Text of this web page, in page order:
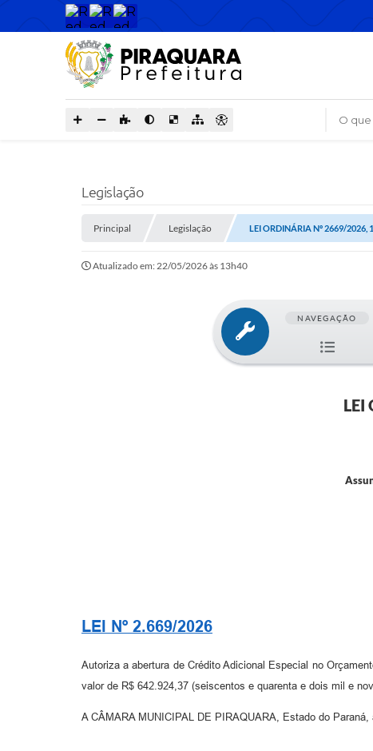
O que
Legislação
Principal Legislação LEI ORDINÁRIA Nº 2669/2026,
Atualizado em: 22/05/2026 às 13h40
NAVEGAÇÃO
LEI
LEI Nº 2.669/2026
Autoriza a abertura de Crédito Adicional Especial no
valor de R$ 642.924,37 (seiscentos e quarenta e dois mil e
A CÂMARA MUNICIPAL DE PIRAQUARA, Estado do